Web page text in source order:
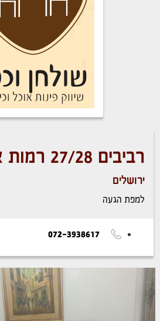
רביבים 27/28 רמות א' ירושלים
ירושלים
למפת הגעה
072-3938617